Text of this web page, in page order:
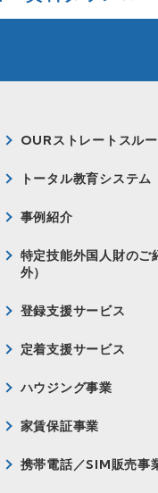
OURストレートスル
トータル教育システム
事例紹介
特定技能外国人財のご
外）
登録支援サービス
定着支援サービス
ハウジング事業
家賃保証事業
携帯電話／SIM販売事